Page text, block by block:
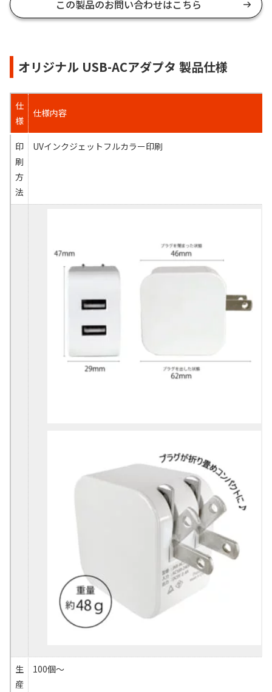
この製品のお問い合わせはこちら
オリジナル USB-ACアダプタ 製品仕様
仕
様
仕様内容
印
刷
方
法
UVインクジェットフルカラー印刷
生
産
100個～